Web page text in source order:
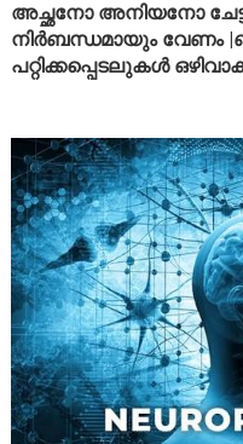
അച്ഛനോ അനിയനോ
നിർബന്ധമായും വേണം
പറ്റിക്കപ്പെടലുകൾ